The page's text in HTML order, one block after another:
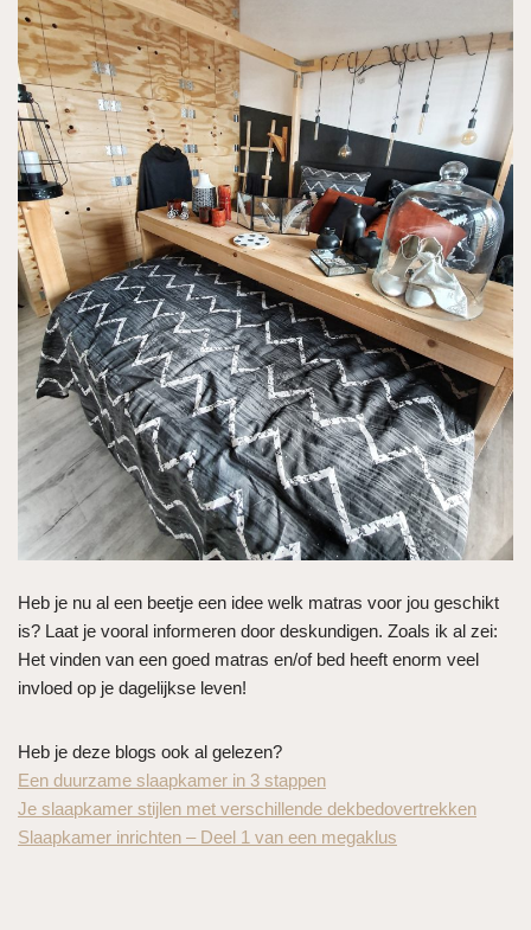
Heb je nu al een beetje een idee welk matras voor jou geschikt
is? Laat je vooral informeren door deskundigen. Zoals ik al zei:
Het vinden van een goed matras en/of bed heeft enorm veel
invloed op je dagelijkse leven!
Heb je deze blogs ook al gelezen?
Een duurzame slaapkamer in 3 stappen
Je slaapkamer stijlen met verschillende dekbedovertrekken
Slaapkamer inrichten – Deel 1 van een megaklus